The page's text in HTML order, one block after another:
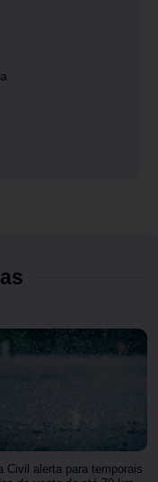
Civil alerta para temporais